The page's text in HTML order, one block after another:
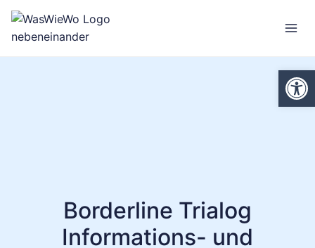
Zum
Inhalt
springen
Borderline Trialog
Informations- und